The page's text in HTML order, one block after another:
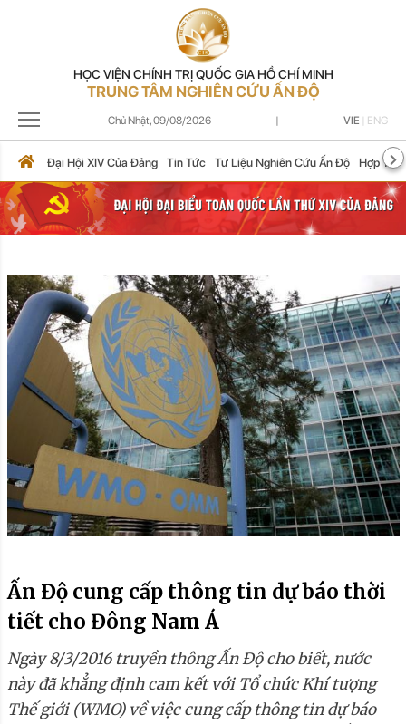
HỌC VIỆN CHÍNH TRỊ QUỐC GIA HỒ CHÍ MINH
TRUNG TÂM NGHIÊN CỨU ẤN ĐỘ
Chủ Nhật,09/08/2026 | VIE ENG
Đại Hội XIV Của Đảng Tin Tức Tư Liệu Nghiên Cứu Ấn Độ Hợp Tác
Ấn Độ cung cấp thông tin dự báo thời
tiết cho Đông Nam Á
Ngày 8/3/2016 truyền thông Ấn Độ cho biết, nước
này đã khẳng định cam kết với Tổ chức Khí tượng
Thế giới (WMO) về việc cung cấp thông tin dự báo